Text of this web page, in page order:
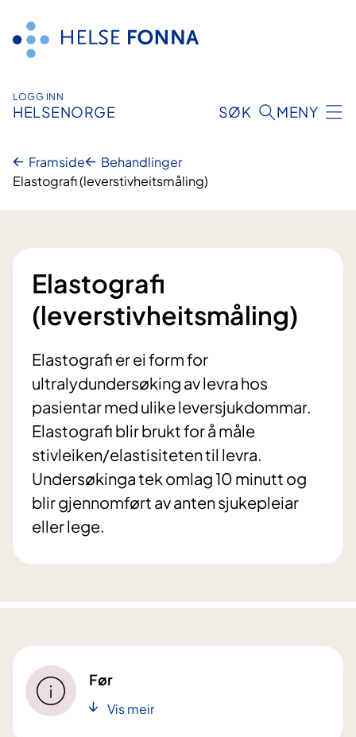
innhald
LOGG INN
HELSENORGE SØK MENY
Framside
Behandlinger
Elastografi (leverstivheitsmåling)
Elastografi
(leverstivheitsmåling)
Elastografi er ei form for
ultralydundersøking av levra hos
pasientar med ulike leversjukdommar.
Elastografi blir brukt for å måle
stivleiken/elastisiteten til levra.
Undersøkinga tek omlag 10 minutt og
blir gjennomført av anten sjukepleiar
eller lege.
Før
Vis meir